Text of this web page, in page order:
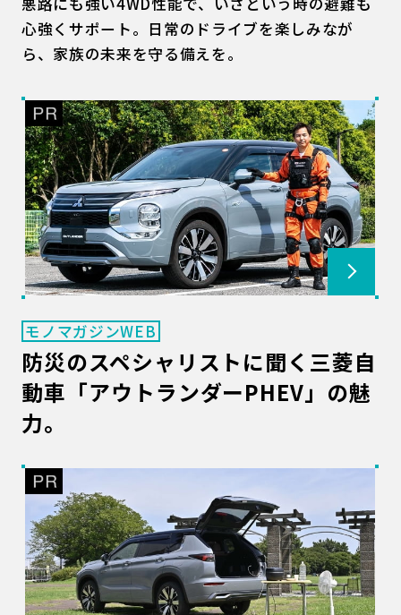
心強くサポート。日常のドライブを楽しみなが
ら、家族の未来を守る備えを。
モノマガジンWEB
防災のスペシャリストに聞く三菱自
動車「アウトランダーPHEV」の魅
力。